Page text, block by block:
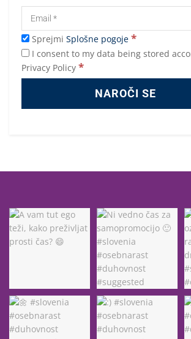
Sprejmi Splošne pogoje *
I consent to my data being stored
Privacy Policy *